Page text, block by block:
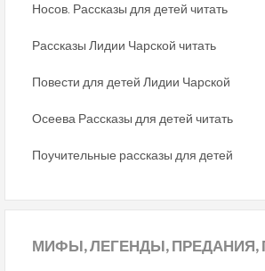
Носов. Рассказы для детей читать
Рассказы Лидии Чарской читать
Повести для детей Лидии Чарской
Осеева Рассказы для детей читать
Поучительные рассказы для детей
МИФЫ,ЛЕГЕНДЫ, ПРЕДАНИЯ,